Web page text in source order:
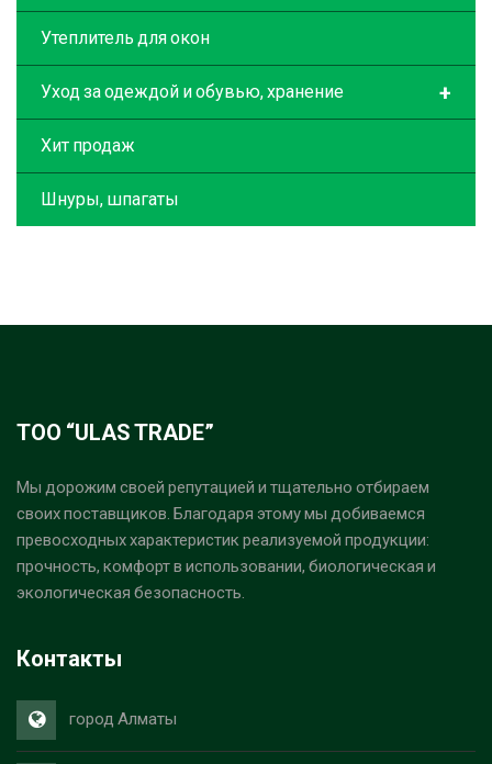
Утеплитель для окон
+
Уход за одеждой и обувью, хранение
Хит продаж
Шнуры, шпагаты
ТОО “ULAS TRADE”
Мы дорожим своей репутацией и тщательно отбираем
своих поставщиков. Благодаря этому мы добиваемся
превосходных характеристик реализуемой продукции:
прочность, комфорт в использовании, биологическая и
экологическая безопасность.
Контакты
город Алматы